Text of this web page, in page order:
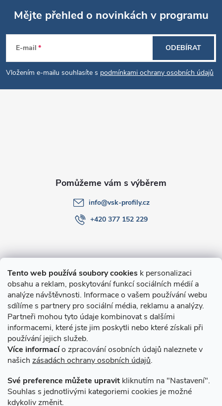
Tento web používá soubory cookies k personalizaci
obsahu a reklam, poskytování funkcí sociálních médií a
analýze návštěvnosti. Informace o vašem používání webu
sdílíme s partnery pro sociální média, reklamu a analýzy.
Partneři mohou tyto údaje kombinovat s dalšími
informacemi, které jste jim poskytli nebo které získali při
používání jejich služeb.
Více informacío zpracování osobních údajů naleznete v
našich zásadách ochrany osobních údajů.
Své preference můžete upravit kliknutím na "Nastavení".
Souhlas s jednotlivými kategoriemi cookies je možné
kdykoliv změnit.
Z
á
p
Mějte přehled o novinkách v programu
E-mail
Vložením e-mailu souhlasíte s podmínkami ochrany osobních údajů
ODEBÍRAT
O nákupu
Novinky v programu Alusic
Archiv
info@vsk-profily.cz
+420 377 152 229